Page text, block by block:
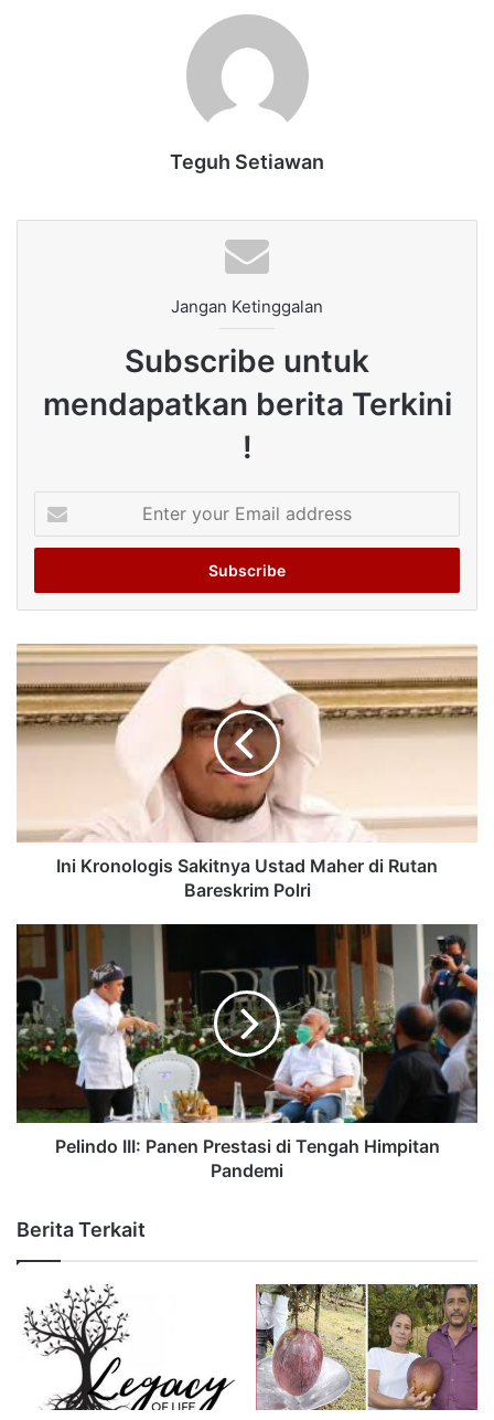
Teguh Setiawan
Jangan Ketinggalan
Subscribe untuk
mendapatkan berita Terkini
!
your
Email
Ini Kronologis Sakitnya Ustad Maher di Rutan
Bareskrim Polri
Pelindo III: Panen Prestasi di Tengah Himpitan
Pandemi
Berita Terkait